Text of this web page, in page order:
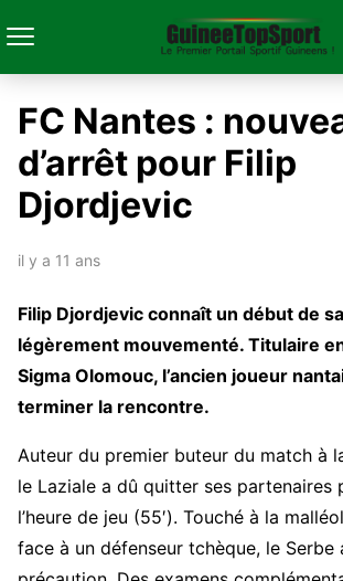
FC Nantes :
d’arrêt pour Filip
Djordjevic
il y a 11 ans
Filip Djordjevic connaît un début de
légèrement mouvementé. Titulaire
Sigma Olomouc, l’ancien joueur
terminer la rencontre.
Auteur du premier buteur du match à
le Laziale a dû quitter ses partenaires
l’heure de jeu (55′). Touché à la
face à un défenseur tchèque, le